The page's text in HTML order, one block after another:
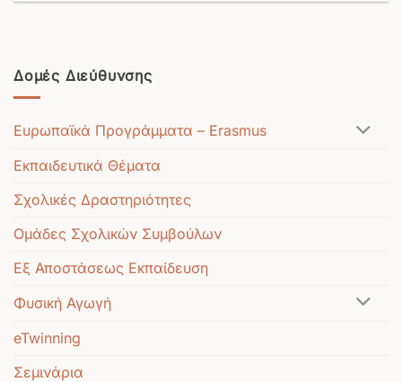
Δομές Διεύθυνσης
Ευρωπαϊκά Προγράμματα – Erasmus
Εκπαιδευτικά Θέματα
Σχολικές Δραστηριότητες
Ομάδες Σχολικών Συμβούλων
Εξ Αποστάσεως Εκπαίδευση
Φυσική Αγωγή
eTwinning
Σεμινάρια